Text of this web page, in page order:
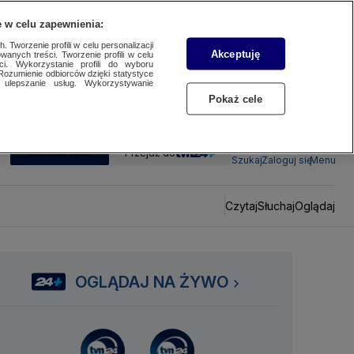
SUBSKRYBUJ Przejdź do
SzukajZaloguj sięMenu
CzytajSłuchajOglądaj
OGLĄDAJ NA ŻYWO
w celu zapewnienia:
Tworzenie profili w celu personalizacji
treści. Tworzenie profili w celu
Wykorzystanie profili do wyboru
odbiorców dzięki statystyce
usług. Wykorzystywanie
Akceptuję
Pokaż cele